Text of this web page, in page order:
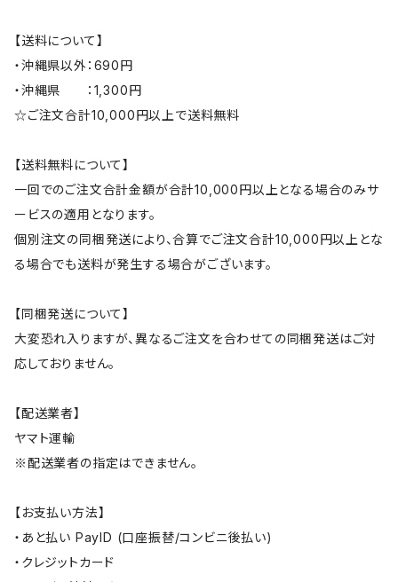
【送料について】
・沖縄県以外：690円
・沖縄県 ：1,300円
☆ご注文合計10,000円以上で送料無料
【送料無料について】
一回でのご注文合計金額が合計10,000円以上となる場合のみサ
ービスの適用となります。
個別注文の同梱発送により、合算でご注文合計10,000円以上とな
る場合でも送料が発生する場合がございます。
【同梱発送について】
大変恐れ入りますが、異なるご注文を合わせての同梱発送はご対
応しておりません。
【配送業者】
ヤマト運輸
※配送業者の指定はできません。
【お支払い方法】
・あと払い PayID (口座振替/コンビニ後払い)
・クレジットカード